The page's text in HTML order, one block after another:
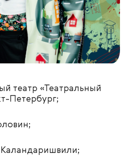
театр «Театральный
Петербург;